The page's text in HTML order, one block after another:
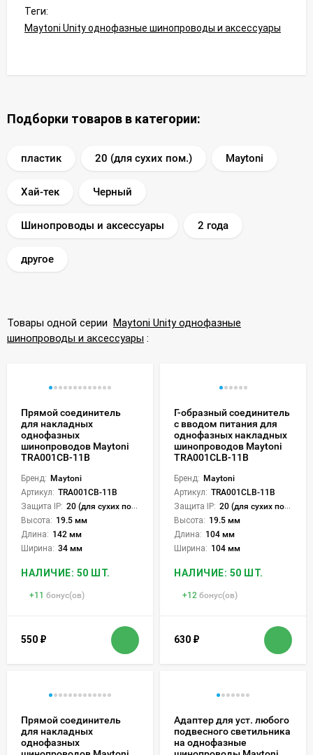
Теги:
Maytoni Unity однофазные шинопроводы и аксессуары
Подборки товаров в категории:
пластик 20 (для сухих пом.) Maytoni
Хай-тек Черный
Шинопроводы и аксессуары 2 года
другое
Товары одной серии Maytoni Unity однофазные
шинопроводы и аксессуары :
Прямой соединитель
для накладных
однофазных
шинопроводов Maytoni
TRA001CB-11B
Бренд: Maytoni
Артикул: TRA001CB-11B
Защита IP: 20 (для сухих пом.)
Высота: 19.5 мм
Длина: 142 мм
Ширина: 34 мм
НАЛИЧИЕ: 50 ШТ.
+11 бонус(ов)
550 ₽
Г-образный соединитель
с вводом питания для
однофазных накладных
шинопроводов Maytoni
TRA001CLB-11B
Бренд: Maytoni
Артикул: TRA001CLB-11B
Защита IP: 20 (для сухих пом.)
Высота: 19.5 мм
Длина: 104 мм
Ширина: 104 мм
НАЛИЧИЕ: 50 ШТ.
+12 бонус(ов)
630 ₽
Прямой соединитель
для накладных
однофазных
Адаптер для уст. любого
подвесного светильника
на однофазные